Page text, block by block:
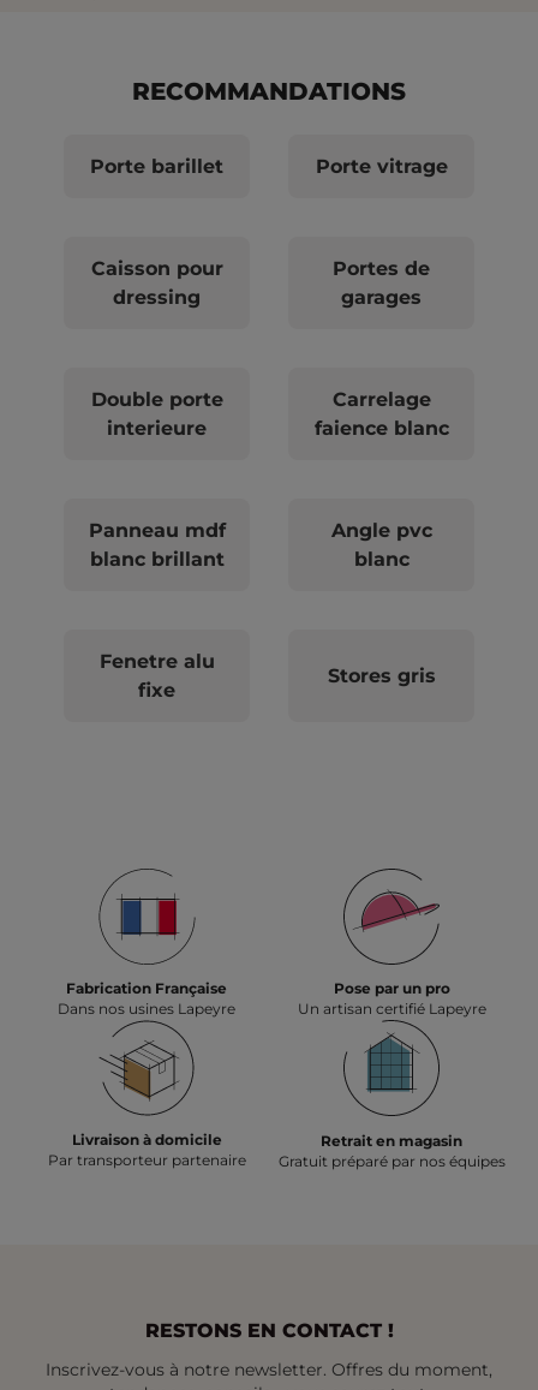
RECOMMANDATIONS
Porte barillet Porte vitrage
Caisson pour
dressing
Portes de
garages
Double porte
interieure
Carrelage
faience blanc
Panneau mdf
blanc brillant
Angle pvc
blanc
Fenetre alu
fixe
Stores gris
Fabrication Française
Dans nos usines Lapeyre
Pose par un pro
Un artisan certifié Lapeyre
Livraison à domicile
Par transporteur partenaire
Retrait en magasin
Gratuit préparé par nos équipes
RESTONS EN CONTACT !
Inscrivez-vous à notre newsletter. Offres du moment,